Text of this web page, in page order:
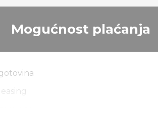
Mogućnost plaćanja
leasing